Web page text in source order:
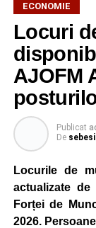
Potrivit unui
gradual, în
Reprezentanții
este
capacitate
Compania dă
de producție
Kronospan se
energie
energetic este
realizată cu
de cogenerare.
ECONOMIE
Locuri
AJOFM
Publicat
De
Locurile de
actualizate
Forței de
2026.